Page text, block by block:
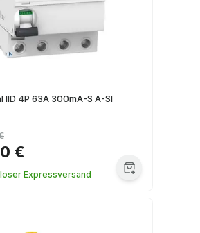
IID 4P 63A 300mA-S A-SI
€
Expressversand